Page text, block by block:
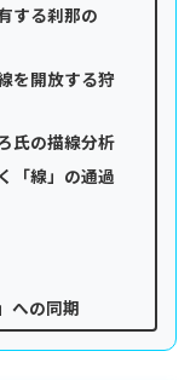
する刹那の
を開放する狩
氏の描線分析
「線」の通過
への同期